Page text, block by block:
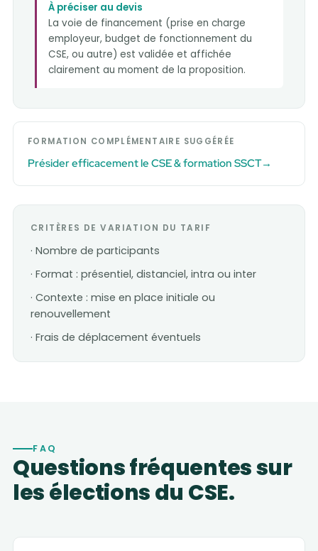
À préciser au devis
La voie de financement (prise en charge
employeur, budget de fonctionnement du
CSE, ou autre) est validée et affichée
clairement au moment de la proposition.
FORMATION COMPLÉMENTAIRE SUGGÉRÉE
Présider efficacement le CSE & formation SSCT
CRITÈRES DE VARIATION DU TARIF
· Nombre de participants
· Format : présentiel, distanciel, intra ou inter
· Contexte : mise en place initiale ou
renouvellement
· Frais de déplacement éventuels
FAQ
Questions fréquentes sur
les élections du CSE.